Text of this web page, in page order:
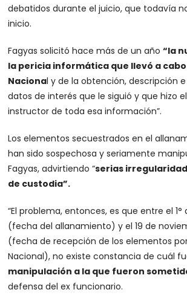
debatidos durante el juicio, que todavía
inicio.
Fagyas solicitó hace más de un año“la
la pericia informática que llevó a
Nacional y de la obtención, descripción
datos de interés que le siguió y que hizo
instructor de toda esa información”.
Los elementos secuestrados en el
han sido sospechosa y seriamente
Fagyas, advirtiendo “serias
de custodia”.
“El problema, entonces, es que entre el 1°
(fecha del allanamiento) y el 19 de
(fecha de recepción de los elementos
Nacional), no existe constancia de cuál
manipulación a la que fueron
defensa del ex funcionario.